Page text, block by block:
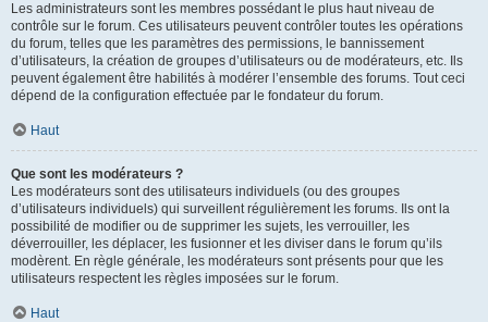
Les administrateurs sont les membres possédant le plus haut niveau de
contrôle sur le forum. Ces utilisateurs peuvent contrôler toutes les opérations
du forum, telles que les paramètres des permissions, le bannissement
d’utilisateurs, la création de groupes d’utilisateurs ou de modérateurs, etc. Ils
peuvent également être habilités à modérer l’ensemble des forums. Tout ceci
dépend de la configuration effectuée par le fondateur du forum.
Haut
Que sont les modérateurs ?
Les modérateurs sont des utilisateurs individuels (ou des groupes
d’utilisateurs individuels) qui surveillent régulièrement les forums. Ils ont la
possibilité de modifier ou de supprimer les sujets, les verrouiller, les
déverrouiller, les déplacer, les fusionner et les diviser dans le forum qu’ils
modèrent. En règle générale, les modérateurs sont présents pour que les
utilisateurs respectent les règles imposées sur le forum.
Haut